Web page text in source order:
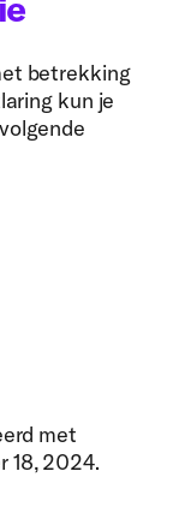
betrekking
kun je
met
18, 2024.